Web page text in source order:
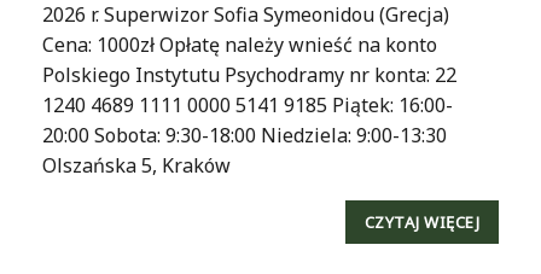
2026 r. Superwizor Sofia Symeonidou (Grecja)
Cena: 1000zł Opłatę należy wnieść na konto
Polskiego Instytutu Psychodramy nr konta: 22
1240 4689 1111 0000 5141 9185 Piątek: 16:00-
20:00 Sobota: 9:30-18:00 Niedziela: 9:00-13:30
Olszańska 5, Kraków
CZYTAJ WIĘCEJ